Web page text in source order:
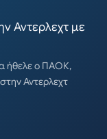
Αντερλεχτ με
ήθελε ο ΠΑΟΚ,
Αντερλεχτ